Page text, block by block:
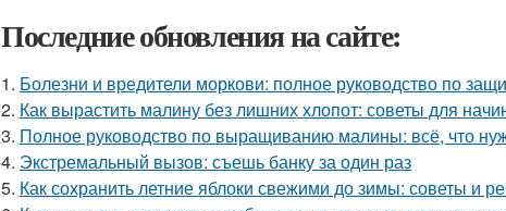
Последние обновления на сайте:
1. Болезни и вредители моркови: полное руководство по
2. Как вырастить малину без лишних хлопот: советы для
3. Полное руководство по выращиванию малины: всё, что
4. Экстремальный вызов: съешь банку за один раз
5. Как сохранить летние яблоки свежими до зимы: советы и